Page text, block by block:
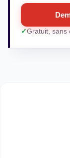
Gratuit, sans